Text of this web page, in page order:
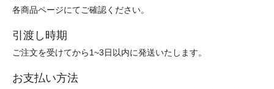
各商品ページにてご確認ください。
引渡し時期
ご注文を受けてから1~3日以内に発送いたします。
お支払い方法